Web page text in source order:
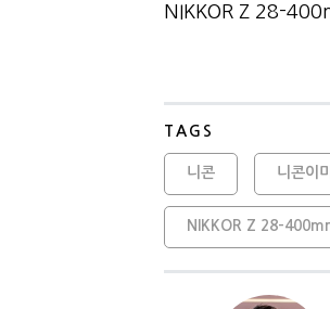
NIKKOR Z 28-
TAGS
니콘 니콘이
NIKKOR Z 28-